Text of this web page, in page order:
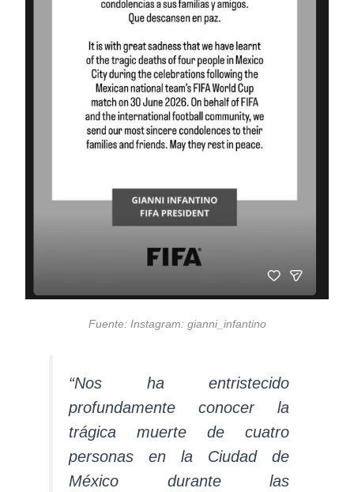
Fuente: Instagram: gianni_infantino
“Nos ha entristecido
profundamente conocer la
trágica muerte de cuatro
personas en la Ciudad de
México durante las